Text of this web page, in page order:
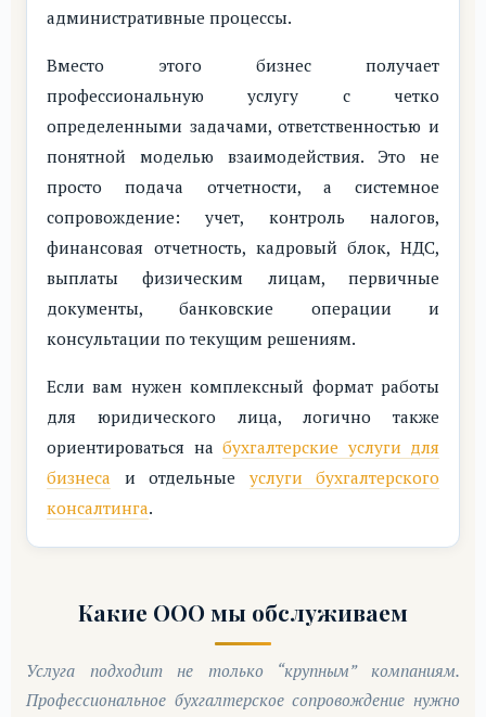
административные процессы.
Вместо этого бизнес получает
профессиональную услугу с четко
определенными задачами, ответственностью и
понятной моделью взаимодействия. Это не
просто подача отчетности, а системное
сопровождение: учет, контроль налогов,
финансовая отчетность, кадровый блок, НДС,
выплаты физическим лицам, первичные
документы, банковские операции и
консультации по текущим решениям.
Если вам нужен комплексный формат работы
для юридического лица, логично также
ориентироваться на бухгалтерские услуги для
бизнеса и отдельные услуги бухгалтерского
консалтинга.
Какие ООО мы обслуживаем
Услуга подходит не только “крупным” компаниям.
Профессиональное бухгалтерское сопровождение нужно